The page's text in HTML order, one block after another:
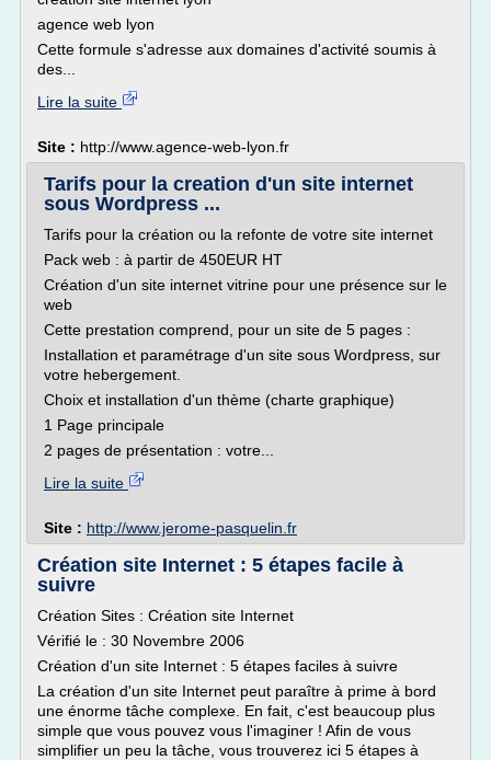
agence web lyon
Cette formule s'adresse aux domaines d'activité soumis à
des...
Lire la suite
Site : http://www.agence-web-lyon.fr
Tarifs pour la creation d'un site internet
sous Wordpress ...
Tarifs pour la création ou la refonte de votre site internet
Pack web : à partir de 450EUR HT
Création d'un site internet vitrine pour une présence sur le
web
Cette prestation comprend, pour un site de 5 pages :
Installation et paramétrage d'un site sous Wordpress, sur
votre hebergement.
Choix et installation d'un thème (charte graphique)
1 Page principale
2 pages de présentation : votre...
Lire la suite
Site : http://www.jerome-pasquelin.fr
Création site Internet : 5 étapes facile à
suivre
Création Sites : Création site Internet
Vérifié le : 30 Novembre 2006
Création d'un site Internet : 5 étapes faciles à suivre
La création d'un site Internet peut paraître à prime à bord
une énorme tâche complexe. En fait, c'est beaucoup plus
simple que vous pouvez vous l'imaginer ! Afin de vous
simplifier un peu la tâche, vous trouverez ici 5 étapes à